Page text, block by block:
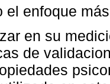
el enfoque
en su
de